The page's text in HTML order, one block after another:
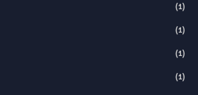
(1)
(1)
(1)
(1)